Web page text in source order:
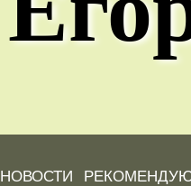
НОВОСТИ